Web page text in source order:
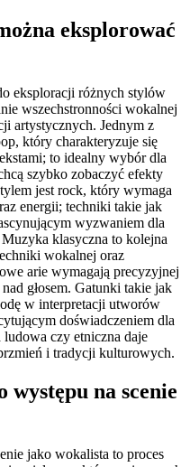
eksplorować
eksploracji różnych stylów
wszechstronności wokalnej
artystycznych. Jednym z
który charakteryzuje się
to idealny wybór dla
szybko zobaczyć efekty
jest rock, który wymaga
energii; techniki takie jak
wyzwaniem dla
klasyczna to kolejna
wokalnej oraz
arie wymagają precyzyjnej
głosem. Gatunki takie jak
w interpretacji utworów
doświadczeniem dla
czy etniczna daje
i tradycji kulturowych.
występu na scenie
jako wokalista to proces